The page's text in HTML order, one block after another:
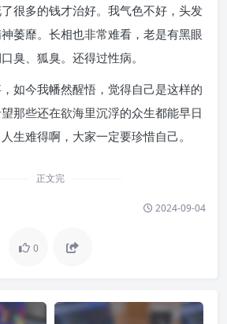
很多的钱才治好。我气色不好，头发
萎靡。长相也非常难看，老是有黑眼
臭、狐臭。还得过性病。
如今我幡然醒悟，觉得自己是这样的
那些还在欲海里沉浮的众生都能早日
生难得啊，大家一定要珍惜自己。
正文完
2024-09-04
0